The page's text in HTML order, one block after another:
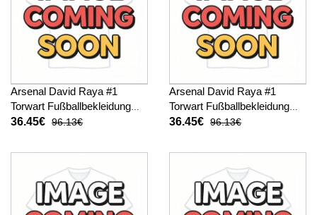
Arsenal David Raya #1
Torwart Fußballbekleidung
Heimtrikot Kinder 2025-26
36.45€ 96.13€
Arsenal David Raya #1
Torwart Fußballbekleidung
Auswärtstrikot Kinder 2025-
36.45€ 96.13€